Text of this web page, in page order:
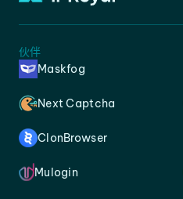
伙伴
Maskfog
Next Captcha
ClonBrowser
Mulogin